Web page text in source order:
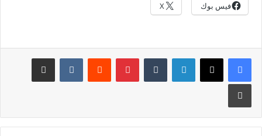
فيس بوك X
لينكدإن بينتيريست مشاركة عبر البريد
طباعة